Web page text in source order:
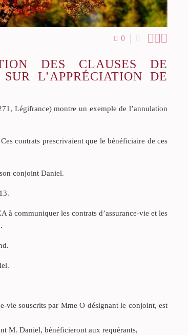
0 0 
DES CLAUSES DE
L’APPRÉCIATION DE
Légifrance) montre un exemple de l’annulation
contrats prescrivaient que le bénéficiaire de ces
conjoint Daniel.
à communiquer les contrats d’assurance-vie et les
vie souscrits par Mme O désignant le conjoint, est
M. Daniel, bénéficieront aux requérants,